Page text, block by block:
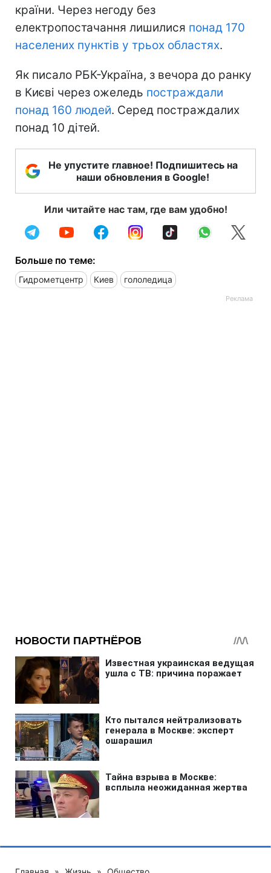
країни. Через негоду без
електропостачання лишилися понад 170
населених пунктів у трьох областях.
Як писало РБК-Україна, з вечора до ранку
в Києві через ожеледь постраждали
понад 160 людей. Серед постраждалих
понад 10 дітей.
Не упустите главное! Подпишитесь на
наши обновления в Google!
Или читайте нас там, где вам удобно!
Больше по теме:
Гидрометцентр Киев гололедица